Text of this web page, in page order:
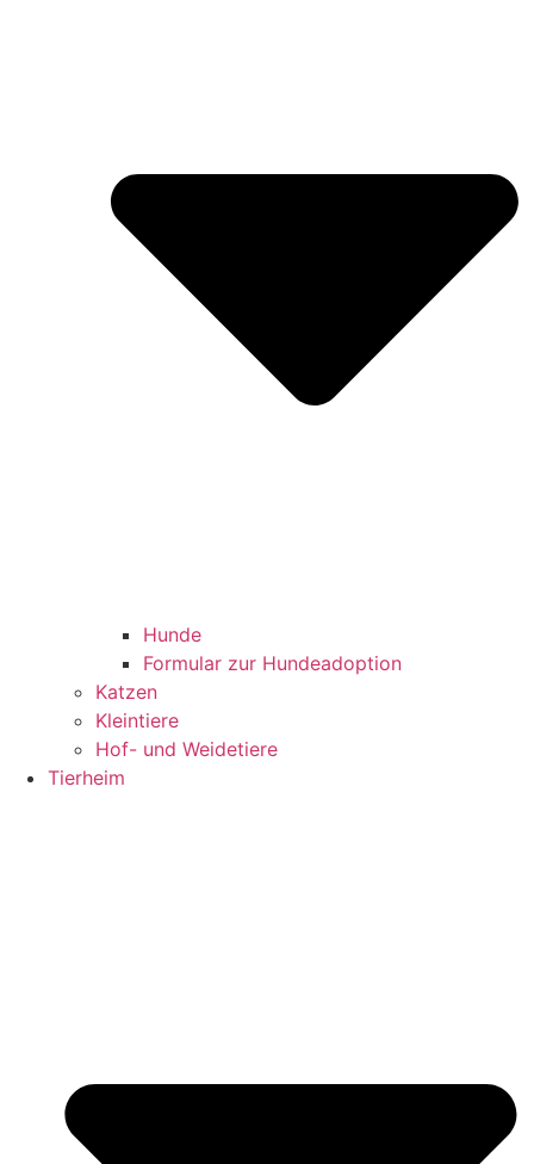
Hunde
Formular zur Hundeadoption
Katzen
Kleintiere
Hof- und Weidetiere
Tierheim